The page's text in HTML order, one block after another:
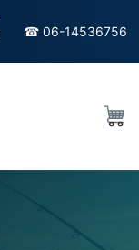
☎ 06-14536756